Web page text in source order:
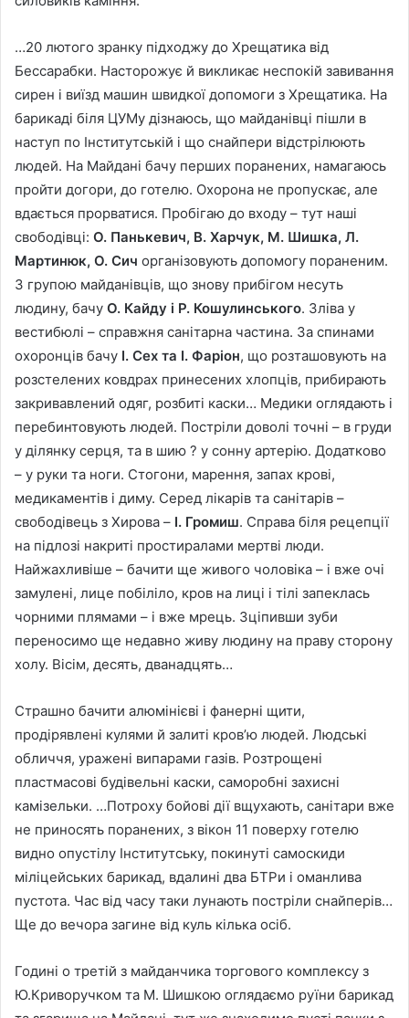
…20 лютого зранку підходжу до Хрещатика від
Бессарабки. Насторожує й викликає неспокій завивання
сирен і виїзд машин швидкої допомоги з Хрещатика. На
барикаді біля ЦУМу дізнаюсь, що майданівці пішли в
наступ по Інститутській і що снайпери відстрілюють
людей. На Майдані бачу перших поранених, намагаюсь
пройти догори, до готелю. Охорона не пропускає, але
вдається прорватися. Пробігаю до входу – тут наші
свободівці: О. Панькевич, В. Харчук, М. Шишка, Л.
Мартинюк, О. Сич організовують допомогу пораненим.
З групою майданівців, що знову прибігом несуть
людину, бачу О. Кайду і Р. Кошулинського. Зліва у
вестибюлі – справжня санітарна частина. За спинами
охоронців бачу І. Сех та І. Фаріон, що розташовують на
розстелених ковдрах принесених хлопців, прибирають
закривавлений одяг, розбиті каски… Медики оглядають і
перебинтовують людей. Постріли доволі точні – в груди
у ділянку серця, та в шию ? у сонну артерію. Додатково
– у руки та ноги. Стогони, марення, запах крові,
медикаментів і диму. Серед лікарів та санітарів –
свободівець з Хирова – І. Громиш. Справа біля рецепції
на підлозі накриті простиралами мертві люди.
Найжахливіше – бачити ще живого чоловіка – і вже очі
замулені, лице побіліло, кров на лиці і тілі запеклась
чорними плямами – і вже мрець. Зціпивши зуби
переносимо ще недавно живу людину на праву сторону
холу. Вісім, десять, дванадцять…
Страшно бачити алюмінієві і фанерні щити,
продірявлені кулями й залиті кров’ю людей. Людські
обличчя, уражені випарами газів. Розтрощені
пластмасові будівельні каски, саморобні захисні
камізельки. …Потроху бойові дії вщухають, санітари вже
не приносять поранених, з вікон 11 поверху готелю
видно опустілу Інститутську, покинуті самоскиди
міліцейських барикад, вдалині два БТРи і оманлива
пустота. Час від часу таки лунають постріли снайперів…
Ще до вечора загине від куль кілька осіб.
Годині о третій з майданчика торгового комплексу з
Ю.Криворучком та М. Шишкою оглядаємо руїни барикад